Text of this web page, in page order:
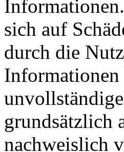
sich auf
durch die
grundsätzlich
nachweislich